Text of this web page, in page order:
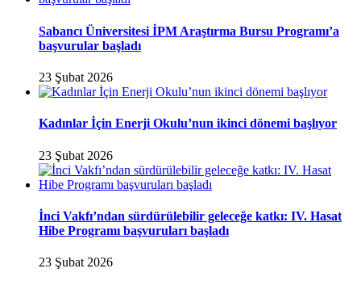
Sabancı Üniversitesi İPM Araştırma Bursu Programı’a
başvurular başladı
23 Şubat 2026
Kadınlar İçin Enerji Okulu’nun ikinci dönemi başlıyor
23 Şubat 2026
İnci Vakfı’ndan sürdürülebilir geleceğe katkı: IV. Hasat
Hibe Programı başvuruları başladı
23 Şubat 2026